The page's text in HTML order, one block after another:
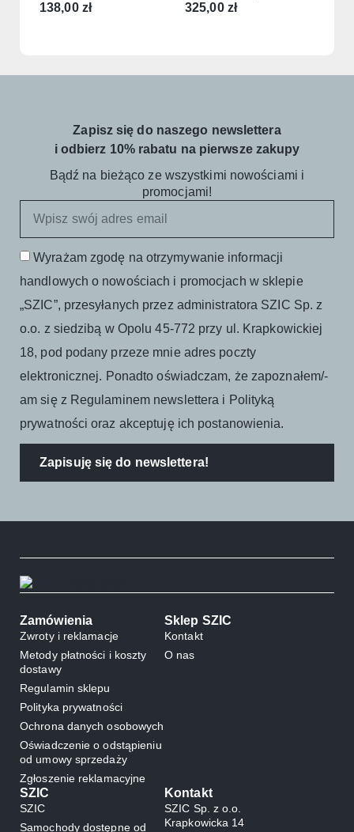
138,00 zł
325,00 zł
Zapisz się do naszego newslettera
i odbierz 10% rabatu na pierwsze zakupy
Bądź na bieżąco ze wszystkimi nowościami i
promocjami!
Wyrażam zgodę na otrzymywanie informacji
handlowych o nowościach i promocjach w sklepie
„SZIC”, przesyłanych przez administratora SZIC Sp. z
o.o. z siedzibą w Opolu 45-772 przy ul. Krapkowickiej
18, pod podany przeze mnie adres poczty
elektronicznej. Ponadto oświadczam, że zapoznałem/-
am się z Regulaminem newslettera i Polityką
prywatności oraz akceptuję ich postanowienia.
Zapisuję się do newslettera!
Zamówienia
Zwroty i reklamacje
Metody płatności i koszty
dostawy
Regulamin sklepu
Polityka prywatności
Ochrona danych osobowych
Oświadczenie o odstąpieniu
od umowy sprzedaży
Zgłoszenie reklamacyjne
Sklep SZIC
Kontakt
O nas
SZIC
SZIC
Samochody dostępne od
Kontakt
SZIC Sp. z o.o.
Krapkowicka 14